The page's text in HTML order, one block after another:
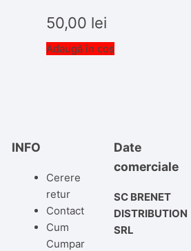
50,00 lei
Adaugă în coș
INFO
Cerere
retur
Contact
Cum
Cumpar
Date
comerciale
SC BRENET
DISTRIBUTION
SRL